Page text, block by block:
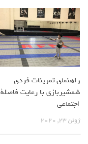
راهنمای تمرینات فردی
شمشیربازی با رعایت فاصلة
اجتماعی
ژوئن 23, 2020